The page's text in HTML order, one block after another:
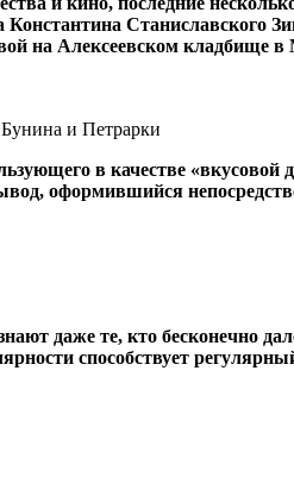
Константина
на Алексеевском кладбище в
и Петрарки
в качестве
оформившийся
даже те, кто бесконечно
способствует